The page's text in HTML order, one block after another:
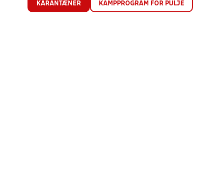
KARANTÆNER KAMPPROGRAM FOR PULJE